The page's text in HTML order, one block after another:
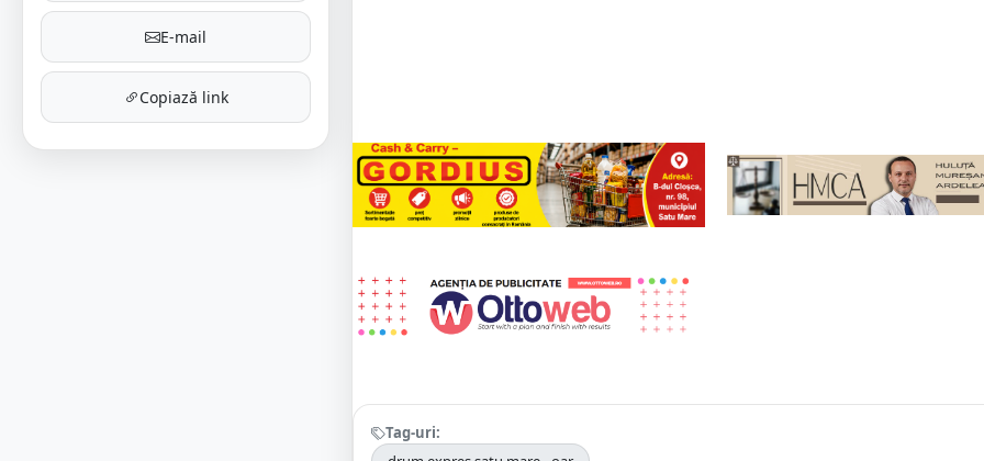
E-mail
Copiază link
Tag-uri: